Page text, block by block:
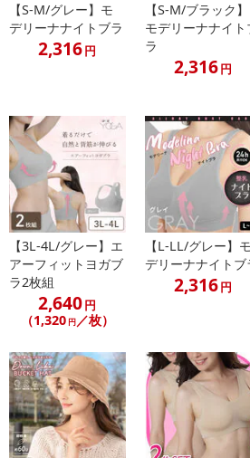
こんな方におすすめ
きつい締め付けが嫌い
お昼も着け心地のいいブラがいい
垂れ、離れ、ボリューム減が気になる
運動の際のインナーに
産後の方
ナイトブラを使ったことがない方
こんなお悩みありませんか？
胸が垂れてきた
【S-M/グレー】モ
デリーナナイトブラ
2,316円
【S-M/ブラック】
モデリーナナイト
ラ
2,316円
【3L-4L/グレー】エ
アーフィットヨガブ
ラ2枚組
2,640円
（1,320 円／枚）
【L-LL/グレー】モ
デリーナナイトブ
2,316円